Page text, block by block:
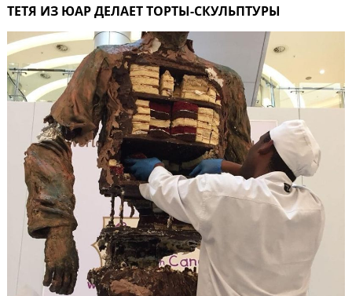
ТЕТЯ ИЗ ЮАР ДЕЛАЕТ ТОРТЫ-СКУЛЬПТУРЫ